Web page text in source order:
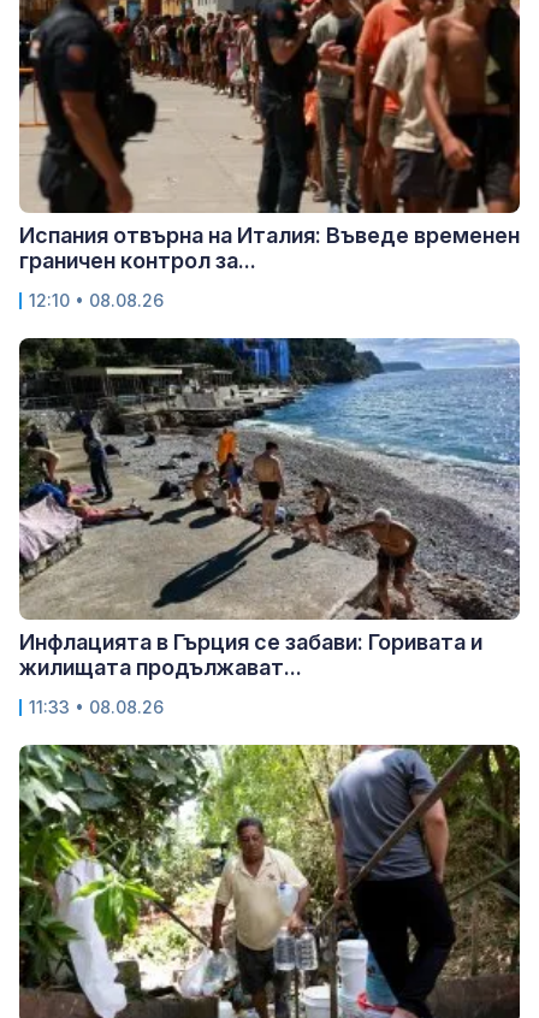
Испания отвърна на Италия: Въведе временен
граничен контрол за...
12:10 • 08.08.26
Инфлацията в Гърция се забави: Горивата и
жилищата продължават...
11:33 • 08.08.26